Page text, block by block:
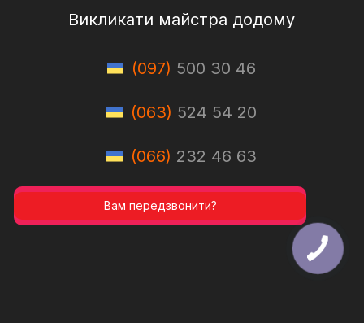
Викликати майстра додому
(097) 500 30 46
(063) 524 54 20
(066) 232 46 63
Вам передзвонити?